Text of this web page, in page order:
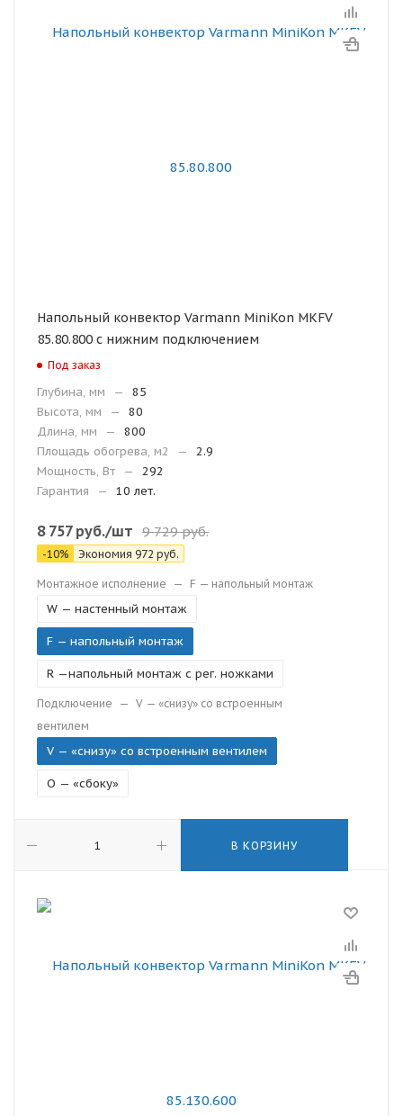
Напольный конвектор Varmann MiniKon MKFV
85.80.800 с нижним подключением
Под заказ
Глубина, мм —
85
Высота, мм
—
80
Длина, мм
—
800
Площадь обогрева, м2
—
2.9
Мощность, Вт
—
292
Гарантия
— 10 лет.
8 757руб./шт 9 729руб.
-10% Экономия 972 руб.
Монтажное исполнение — F — напольный монтаж
W — настенный монтаж
F — напольный монтаж
R —напольный монтаж с рег. ножками
Подключение — V — «снизу» со встроенным
вентилем
V — «снизу» со встроенным вентилем
O — «сбоку»
В КОРЗИНУ